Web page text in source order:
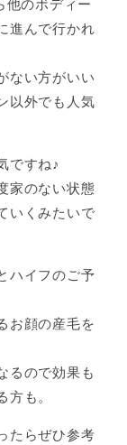
他のボディー
進んで行かれ
ない方がいい
以外でも人気
ですね♪
家のない状態
いくみたいで
ハイフのご予
お顔の産毛を
るので効果も
方も。
たらぜひ参考